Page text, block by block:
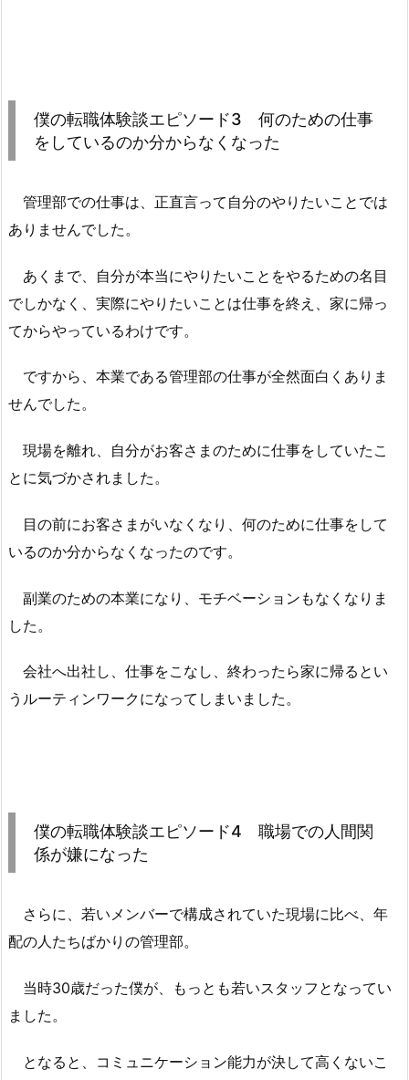
僕の転職体験談エピソード3 何のための仕事
をしているのか分からなくなった
管理部での仕事は、正直言って自分のやりたいことでは
ありませんでした。
あくまで、自分が本当にやりたいことをやるための名目
でしかなく、実際にやりたいことは仕事を終え、家に帰っ
てからやっているわけです。
ですから、本業である管理部の仕事が全然面白くありま
せんでした。
現場を離れ、自分がお客さまのために仕事をしていたこ
とに気づかされました。
目の前にお客さまがいなくなり、何のために仕事をして
いるのか分からなくなったのです。
副業のための本業になり、モチベーションもなくなりま
した。
会社へ出社し、仕事をこなし、終わったら家に帰るとい
うルーティンワークになってしまいました。
僕の転職体験談エピソード4 職場での人間関
係が嫌になった
さらに、若いメンバーで構成されていた現場に比べ、年
配の人たちばかりの管理部。
当時30歳だった僕が、もっとも若いスタッフとなってい
ました。
となると、コミュニケーション能力が決して高くないこ